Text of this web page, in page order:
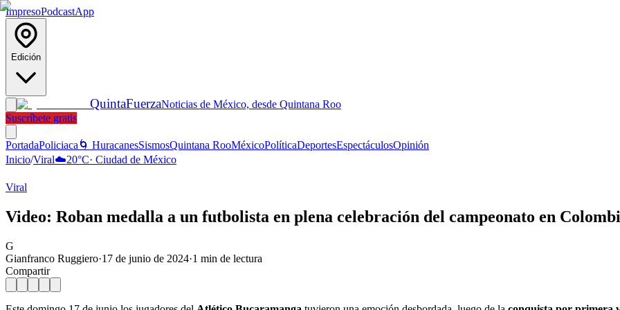
ImpresoPodcastApp
Edición
QuintaFuerzaNoticias de México, desde Quintana Roo
Suscríbete gratis
PortadaPoliciaca 🌀 HuracanesSismosQuintana RooMéxicoPolíticaDeportesEspectáculosOpinión
Inicio/Viral☁️20°C· Ciudad de México
Viral
Video: Roban medalla a un futbolista en plena celebración del campeonato en
G
Gianfranco Ruggiero·17 de junio de 2024·1 min de lectura
Compartir